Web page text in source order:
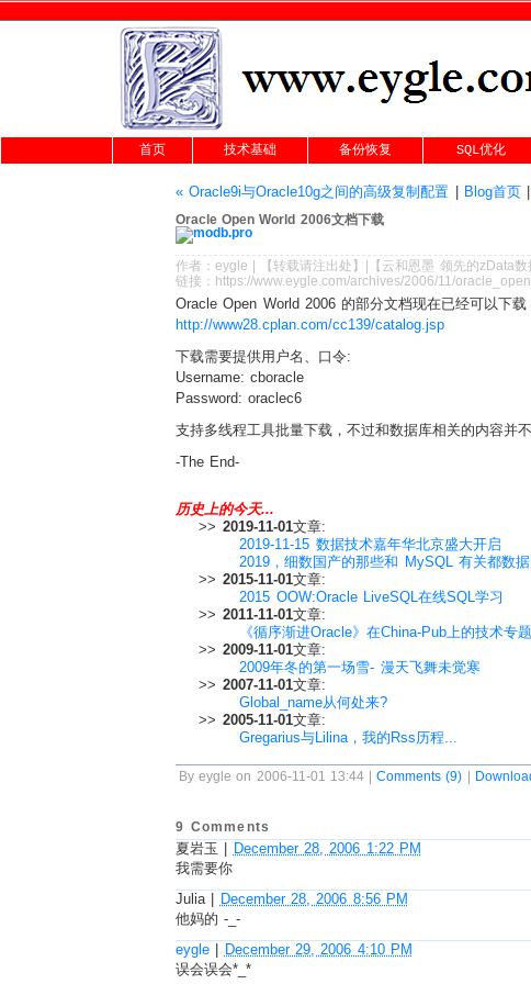
首页 技术基础 备份恢复 SQL优化
« Oracle9i与Oracle10g之间的高级复制配置 Blog首页|
Oracle Open World 2006文档下载
作者： eygle 【转载请注出处 】|【 云和恩墨 领先的zData数
链接： https://www.eygle.com/archives/2006/11/
Oracle Open World 2006 的部分文档现在已经可以下载
http://www28.cplan.com/cc139/catalog.jsp
下载需要提供用户名、口令:
Username: cboracle
Password: oraclec6
支持多线程工具批量下载，不过和数据库相关的内容并
-The End-
历史上的今天...
>> 2019-11-01文章:
2019-11-15 数据技术嘉年华北京盛大开启
2019，细数国产的那些和 MySQL 有关都数
>> 2015-11-01文章:
2015 OOW:Oracle LiveSQL在线SQL学习
>> 2011-11-01文章:
《循序渐进Oracle》在China-Pub上的技术专题
>> 2009-11-01文章:
2009年冬的第一场雪- 漫天飞舞未觉寒
>> 2007-11-01文章:
Global_name从何处来?
>> 2005-11-01文章:
Gregarius与Lilina，我的Rss历程...
By eygle on 2006-11-01 13:44 |Comments (9) |
9 Comments
夏岩玉 | December 28, 2006 1:22 PM
我需要你
Julia | December 28, 2006 8:56 PM
他妈的 -_-
eygle | December 29, 2006 4:10 PM
误会误会*_*